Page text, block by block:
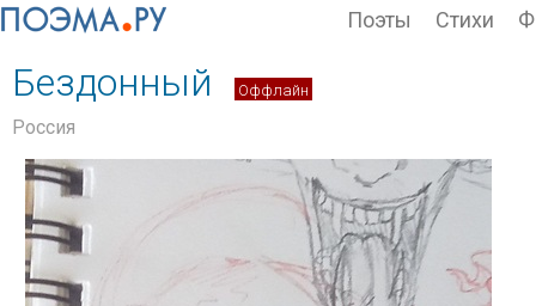
Поэты Стихи
Бездонный Оффлайн
Россия